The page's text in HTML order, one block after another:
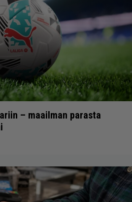
– maailman parasta